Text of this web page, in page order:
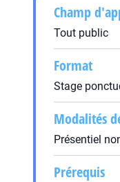
Champ
Tout public
Format
Stage
Modalités
Présentiel
Prérequis